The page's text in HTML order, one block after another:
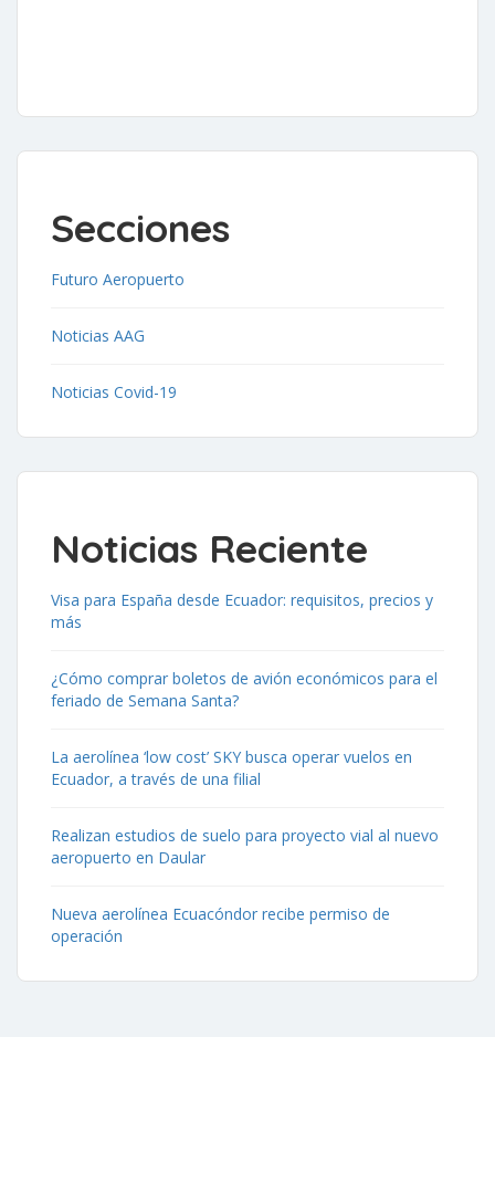
Secciones
Futuro Aeropuerto
Noticias AAG
Noticias Covid-19
Noticias Reciente
Visa para España desde Ecuador: requisitos, precios y
más
¿Cómo comprar boletos de avión económicos para el
feriado de Semana Santa?
La aerolínea ‘low cost’ SKY busca operar vuelos en
Ecuador, a través de una filial
Realizan estudios de suelo para proyecto vial al nuevo
aeropuerto en Daular
Nueva aerolínea Ecuacóndor recibe permiso de
operación